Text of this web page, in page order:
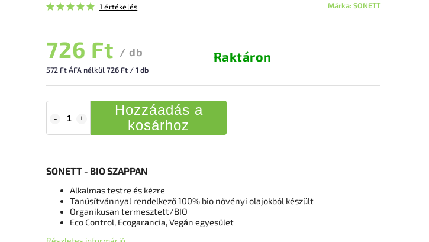
1 értékelés Márka:SONETT
726 Ft / db
572 Ft ÁFA nélkül 726 Ft / 1 db
Raktáron
Hozzáadás a
kosárhoz
SONETT - BIO SZAPPAN
Alkalmas testre és kézre
Tanúsítvánnyal rendelkező 100% bio növényi olajokból készült
Organikusan termesztett/BIO
Eco Control, Ecogarancia, Vegán egyesület